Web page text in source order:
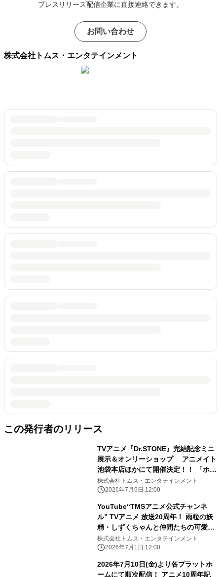
プレスリリース配信企業に直接連絡できます。
お問い合わせ
株式会社トムス・エンタテインメント
この発行者のリリース
TVアニメ『Dr.STONE』完結記念ミニ
展示＆オンリーショップ アニメイト
池袋本店ほかにて開催決定！！ 「ホワ
イマンといっしょ」がテーマの新規描
き下ろし商品の 会場販売、事後通販も
株式会社トムス・エンタテインメント
2026年7月6日 12:00
YouTube“TMSアニメ公式チャンネ
ル” TVアニメ 放送20周年！ 雨粒の妖
精・しずくちゃんと仲間たちの可愛い
ストーリーが詰まった TVアニメ『ぷ
るるんっ！しずくちゃん』を全話無料
株式会社トムス・エンタテインメント
2026年7月1日 12:00
2026年7月10日(金)より各プラットホ
ームにて順次配信！ アニメ10周年記